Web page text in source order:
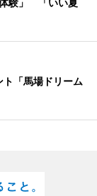
「馬場ドリーム